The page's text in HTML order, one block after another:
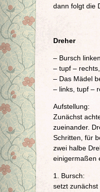
dann folgt die
Dreher
– Bursch
– tupf –
– Das Mädel
– links, tupf –
Aufstellung:
Zunächst
zueinander.
Schritten, für
zwei halbe
einigermaßen
1. Bursch:
setzt